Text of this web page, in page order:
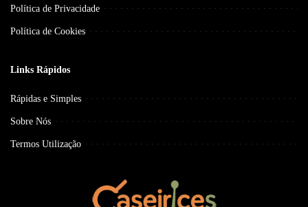
Política de Privacidade
Política de Cookies
Links Rápidos
Rápidas e Simples
Sobre Nós
Termos Utilização